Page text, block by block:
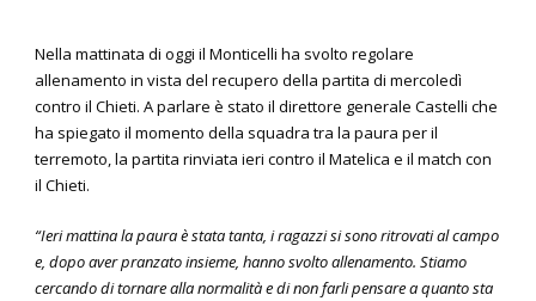
Nella mattinata di oggi il Monticelli ha svolto regolare
allenamento in vista del recupero della partita di mercoledì
contro il Chieti. A parlare è stato il direttore generale Castelli che
ha spiegato il momento della squadra tra la paura per il
terremoto, la partita rinviata ieri contro il Matelica e il match con
il Chieti.
“Ieri mattina la paura è stata tanta, i ragazzi si sono ritrovati al campo
e, dopo aver pranzato insieme, hanno svolto allenamento. Stiamo
cercando di tornare alla normalità e di non farli pensare a quanto sta